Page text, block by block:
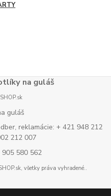
na guláš
guláš
reklamácie: + 421 948 212
212 007
580 562
všetky práva vyhradené..